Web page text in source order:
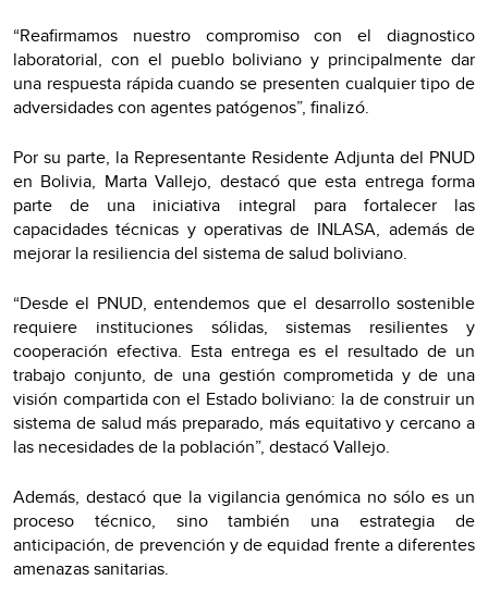
“Reafirmamos nuestro compromiso con el diagnostico
laboratorial, con el pueblo boliviano y principalmente dar
una respuesta rápida cuando se presenten cualquier tipo de
adversidades con agentes patógenos”, finalizó.
Por su parte, la Representante Residente Adjunta del PNUD
en Bolivia, Marta Vallejo, destacó que esta entrega forma
parte de una iniciativa integral para fortalecer las
capacidades técnicas y operativas de INLASA, además de
mejorar la resiliencia del sistema de salud boliviano.
“Desde el PNUD, entendemos que el desarrollo sostenible
requiere instituciones sólidas, sistemas resilientes y
cooperación efectiva. Esta entrega es el resultado de un
trabajo conjunto, de una gestión comprometida y de una
visión compartida con el Estado boliviano: la de construir un
sistema de salud más preparado, más equitativo y cercano a
las necesidades de la población”, destacó Vallejo.
Además, destacó que la vigilancia genómica no sólo es un
proceso técnico, sino también una estrategia de
anticipación, de prevención y de equidad frente a diferentes
amenazas sanitarias.